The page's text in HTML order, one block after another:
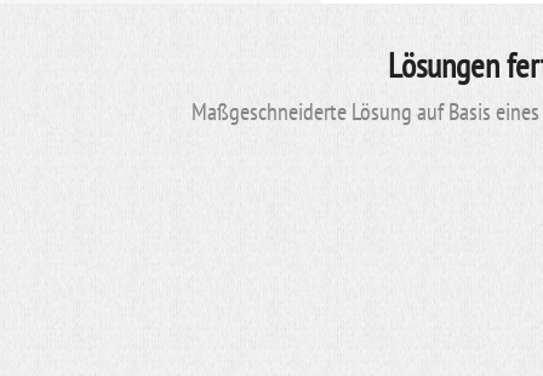
Lösungen
Maßgeschneiderte Lösung auf Basis